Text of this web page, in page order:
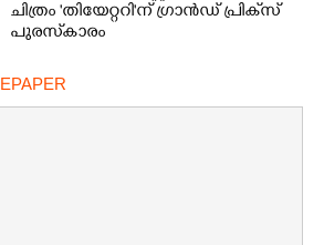
ചിത്രം 'തിയേറ്ററി'ന് ഗ്രാൻഡ് പ്രിക്‌സ്
പുരസ്‌കാരം
EPAPER
×